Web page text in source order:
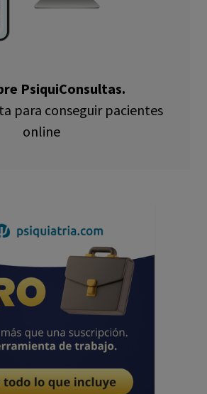
PsiquiConsultas.
para conseguir pacientes
online